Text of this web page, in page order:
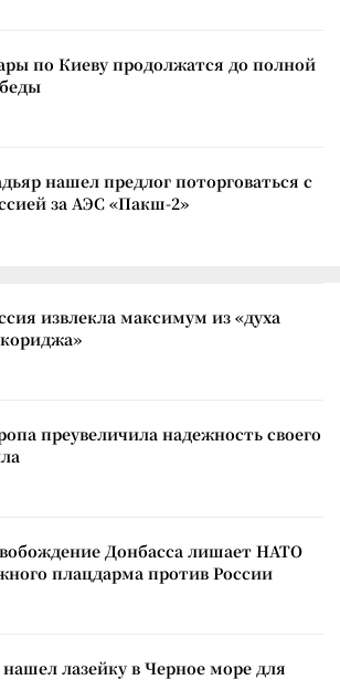
по Киеву продолжатся до полной
нашел предлог поторговаться с
за АЭС «Пакш-2»
извлекла максимум из «духа
преувеличила надежность своего
Донбасса лишает НАТО
плацдарма против России
лазейку в Черное море для